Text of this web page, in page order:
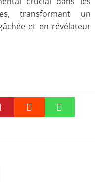
transformant un
et en révélateur